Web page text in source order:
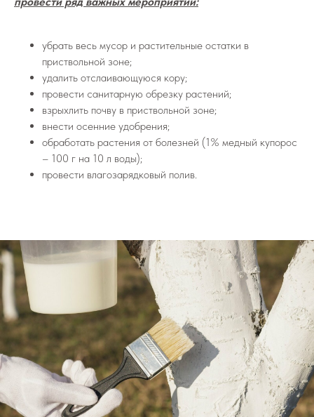
убрать весь мусор и растительные остатки в
приствольной зоне;
удалить отслаивающуюся кору;
провести санитарную обрезку растений;
взрыхлить почву в приствольной зоне;
внести осенние удобрения;
обработать растения от болезней (1% медный купорос
– 100 г на 10 л воды);
провести влагозарядковый полив.